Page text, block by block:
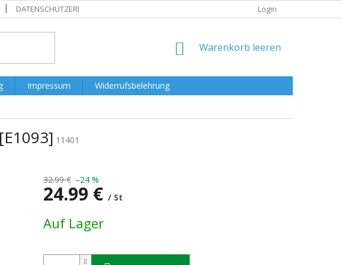
DATENSCHUTZERKLÄRUNG Login
WARENKORB
Warenkorb leeren
Impressum
Widerrufsbelehrung
11401
32.99 € –24 %
24.99 € / St
Auf Lager